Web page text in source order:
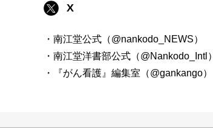
X
・南江堂公式（@nankodo_NEWS）
・南江堂洋書部公式（@Nankodo_Intl）
・『がん看護』編集室（@gankango）